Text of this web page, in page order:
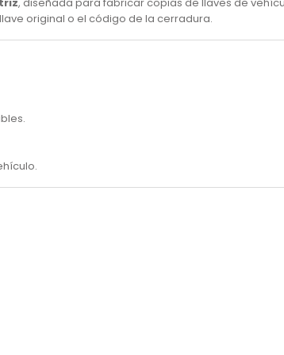
original o el código de la cerradura.